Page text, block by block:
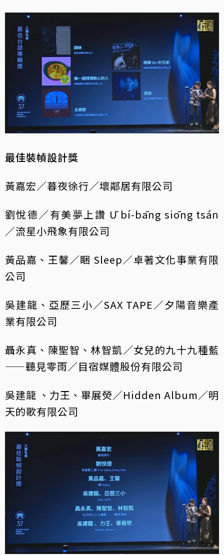
最佳裝幀設計獎
黃嘉宏／暮夜徐行／壞鄰居有限公司
劉悅德／有美夢上讚 Ū bí-bāng siōng tsán
／流星小飛象有限公司
黃品嘉、王馨／睏 Sleep／卓著文化事業有限
公司
吳建龍、亞歷三小／SAX TAPE／夕陽音樂產
業有限公司
聶永真、陳聖智、林智凱／女兒的九十九種藍
——聽見零雨／目宿媒體股份有限公司
吳建龍 、力王、畢展熒／Hidden Album／明
天的歌有限公司